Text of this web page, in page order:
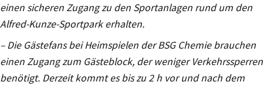
einen sicheren Zugang zu den Sportanlagen rund um den
Alfred-Kunze-Sportpark erhalten.
– Die Gästefans bei Heimspielen der BSG Chemie brauchen
einen Zugang zum Gästeblock, der weniger Verkehrssperren
benötigt. Derzeit kommt es bis zu 2 h vor und nach dem